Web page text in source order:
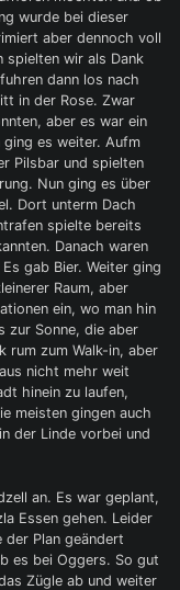
wurde bei dieser
aber dennoch voll
spielten wir als Dank
dann los nach
in der Rose. Zwar
aber es war ein
es weiter. Aufm
Pilsbar und spielten
Nun ging es über
Dort unterm Dach
spielte bereits
Danach waren
gab Bier. Weiter ging
Raum, aber
ein, wo man hin
zur Sonne, die aber
rum zum Walk-in, aber
nicht mehr weit
hinein zu laufen,
meisten gingen auch
der Linde vorbei und
an. Es war geplant,
Essen gehen. Leider
Plan geändert
es bei Oggers. So gut
Zügle ab und weiter